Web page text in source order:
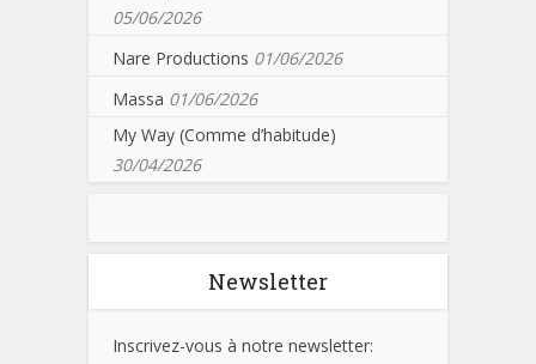
05/06/2026
Nare Productions 01/06/2026
Massa 01/06/2026
My Way (Comme d’habitude)
30/04/2026
Newsletter
Inscrivez-vous à notre newsletter: